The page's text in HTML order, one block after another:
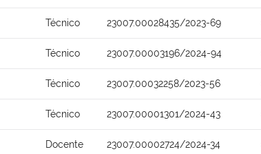
Técnico 23007.00028435/2023-69
Técnico 23007.00003196/2024-94
Técnico 23007.00032258/2023-56
Técnico 23007.00001301/2024-43
Docente 23007.00002724/2024-34